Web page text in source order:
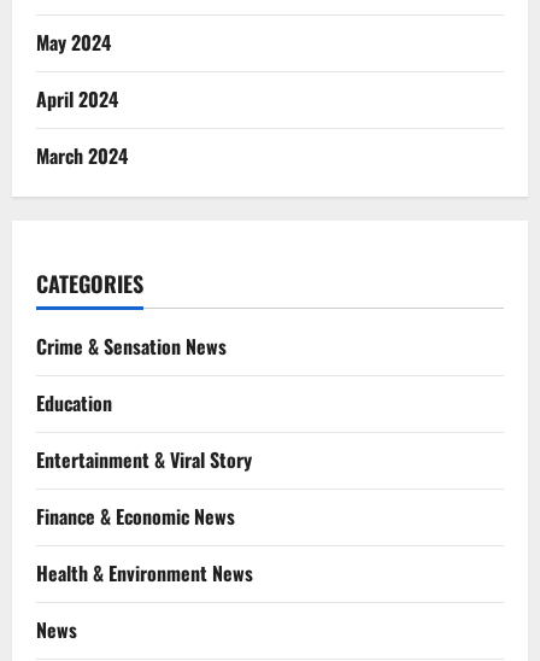
May 2024
April 2024
March 2024
CATEGORIES
Crime & Sensation News
Education
Entertainment & Viral Story
Finance & Economic News
Health & Environment News
News